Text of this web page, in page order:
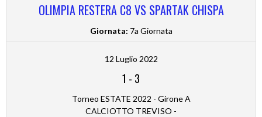
OLIMPIA RESTERA C8 VS SPARTAK CHISPA
Giornata: 7a Giornata
12 Luglio 2022
1 - 3
Torneo ESTATE 2022 - Girone A
CALCIOTTO TREVISO -